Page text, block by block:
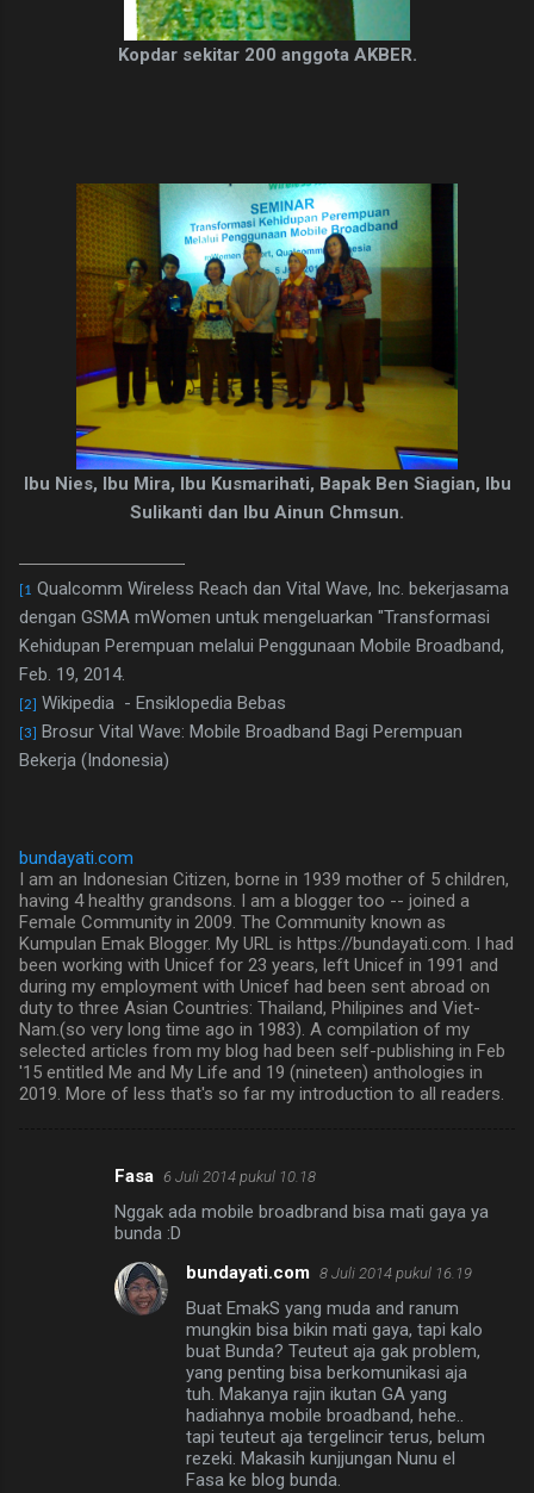
Kopdar sekitar 200 anggota AKBER.
Ibu Nies, Ibu Mira, Ibu Kusmarihati, Bapak Ben Siagian, Ibu
Sulikanti dan Ibu Ainun Chmsun.
[1 Qualcomm Wireless Reach dan Vital Wave, Inc. bekerjasama
dengan GSMA mWomen untuk mengeluarkan "Transformasi
Kehidupan Perempuan melalui Penggunaan Mobile Broadband,
Feb. 19, 2014.
[2] Wikipedia - Ensiklopedia Bebas
[3] Brosur Vital Wave: Mobile Broadband Bagi Perempuan
Bekerja (Indonesia)
bundayati.com
I am an Indonesian Citizen, borne in 1939 mother of 5 children,
having 4 healthy grandsons. I am a blogger too -- joined a
Female Community in 2009. The Community known as
Kumpulan Emak Blogger. My URL is https://bundayati.com. I had
been working with Unicef for 23 years, left Unicef in 1991 and
during my employment with Unicef had been sent abroad on
duty to three Asian Countries: Thailand, Philipines and Viet-
Nam.(so very long time ago in 1983). A compilation of my
selected articles from my blog had been self-publishing in Feb
'15 entitled Me and My Life and 19 (nineteen) anthologies in
2019. More of less that's so far my introduction to all readers.
Fasa 6 Juli 2014 pukul 10.18
Nggak ada mobile broadbrand bisa mati gaya ya
bunda :D
bundayati.com 8 Juli 2014 pukul 16.19
Buat EmakS yang muda and ranum
mungkin bisa bikin mati gaya, tapi kalo
buat Bunda? Teuteut aja gak problem,
yang penting bisa berkomunikasi aja
tuh. Makanya rajin ikutan GA yang
hadiahnya mobile broadband, hehe..
tapi teuteut aja tergelincir terus, belum
rezeki. Makasih kunjjungan Nunu el
Fasa ke blog bunda.